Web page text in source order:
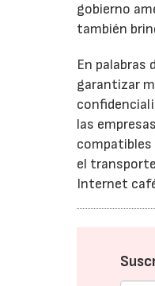
gobierno
también
En palabras
garantizar
las
compatibles
el
Internet